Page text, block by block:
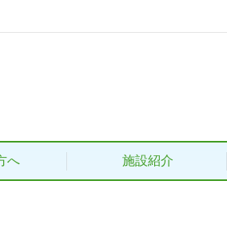
へ 施設紹介